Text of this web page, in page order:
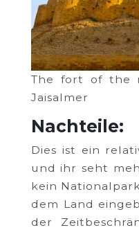
The fort of the
Jaisalmer
Nachteile:
Dies ist ein
und ihr seht
kein
dem Land
der